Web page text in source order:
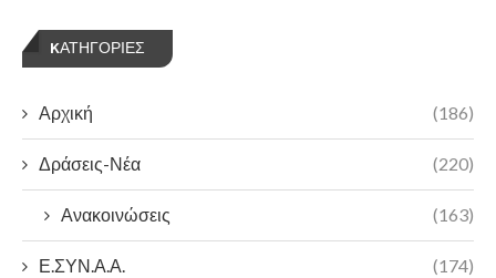
KΑΤΗΓΟΡΊΕΣ
Αρχική (186)
Δράσεις-Νέα (220)
Ανακοινώσεις (163)
Ε.ΣΥΝ.Α.Α. (174)